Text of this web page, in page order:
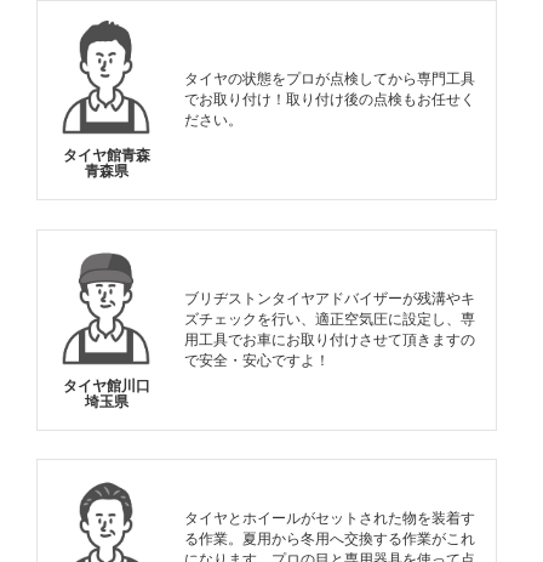
タイヤ館青森
青森県
タイヤの状態をプロが点検してから専門工具
でお取り付け！取り付け後の点検もお任せく
ださい。
タイヤ館川口
埼玉県
ブリヂストンタイヤアドバイザーが残溝やキ
ズチェックを行い、適正空気圧に設定し、専
用工具でお車にお取り付けさせて頂きますの
で安全・安心ですよ！
タイヤとホイールがセットされた物を装着す
る作業。夏用から冬用へ交換する作業がこれ